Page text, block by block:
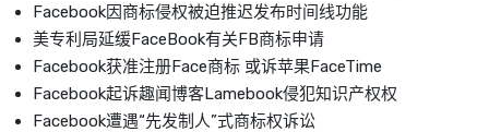
Facebook因商标侵权被迫推迟发布时间线功能
美专利局延缓FaceBook有关FB商标申请
Facebook获准注册Face商标 或诉苹果FaceTime
Facebook起诉趣闻博客Lamebook侵犯知识产权权
Facebook遭遇“先发制人”式商标权诉讼